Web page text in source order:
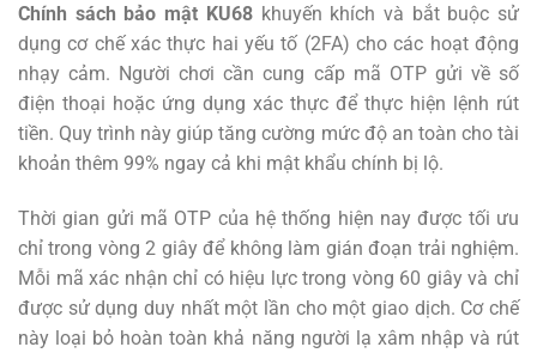
Chính sách bảo mật KU68khuyến khích và bắt buộc sử
dụng cơ chế xác thực hai yếu tố (2FA) cho các hoạt động
nhạy cảm. Người chơi cần cung cấp mã OTP gửi về số
điện thoại hoặc ứng dụng xác thực để thực hiện lệnh rút
tiền. Quy trình này giúp tăng cường mức độ an toàn cho tài
khoản thêm 99% ngay cả khi mật khẩu chính bị lộ.
Thời gian gửi mã OTP của hệ thống hiện nay được tối ưu
chỉ trong vòng 2 giây để không làm gián đoạn trải nghiệm.
Mỗi mã xác nhận chỉ có hiệu lực trong vòng 60 giây và chỉ
được sử dụng duy nhất một lần cho một giao dịch. Cơ chế
này loại bỏ hoàn toàn khả năng người lạ xâm nhập và rút